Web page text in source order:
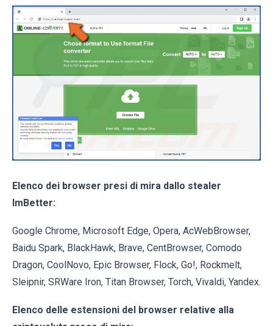
Elenco dei browser presi di mira dallo stealer
ImBetter:
Google Chrome, Microsoft Edge, Opera, AcWebBrowser,
Baidu Spark, BlackHawk, Brave, CentBrowser, Comodo
Dragon, CoolNovo, Epic Browser, Flock, Go!, Rockmelt,
Sleipnir, SRWare Iron, Titan Browser, Torch, Vivaldi, Yandex.
Elenco delle estensioni del browser relative alla